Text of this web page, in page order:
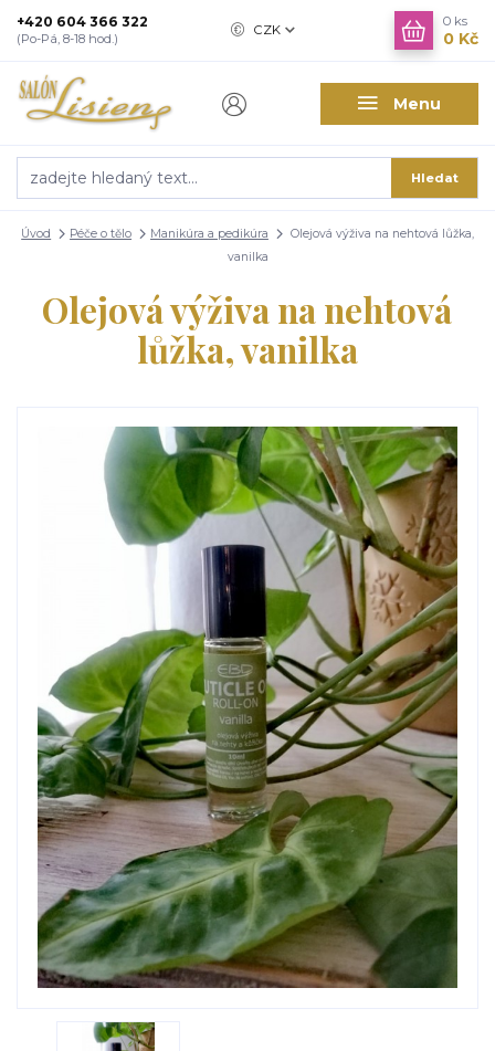
Menu
CZK
Hledat
+420 604 366 322
(Po-Pá, 8-18 hod.)
0 ks
0 Kč
Úvod Péče o tělo Manikúra a pedikúra
Olejová výživa na nehtová lůžka,
vanilka
Olejová výživa na nehtová
lůžka, vanilka